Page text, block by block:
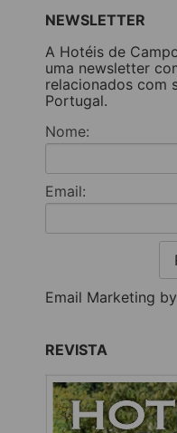
NEWSLETTER
A Hotéis de
uma newsletter
relacionados com
Portugal.
Nome:
Email:
Email Marketing
REVISTA